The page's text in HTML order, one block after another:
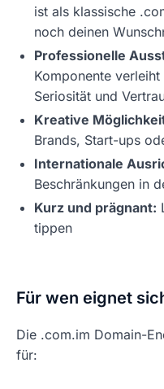
ist als klassische
noch deinen
Professionelle
Komponente
Seriosität und
Kreative
Brands, Start-ups
Internationale
Beschränkungen in
Kurz und prägnant:
tippen
Für wen eignet
Die .com.im Domain-
für: